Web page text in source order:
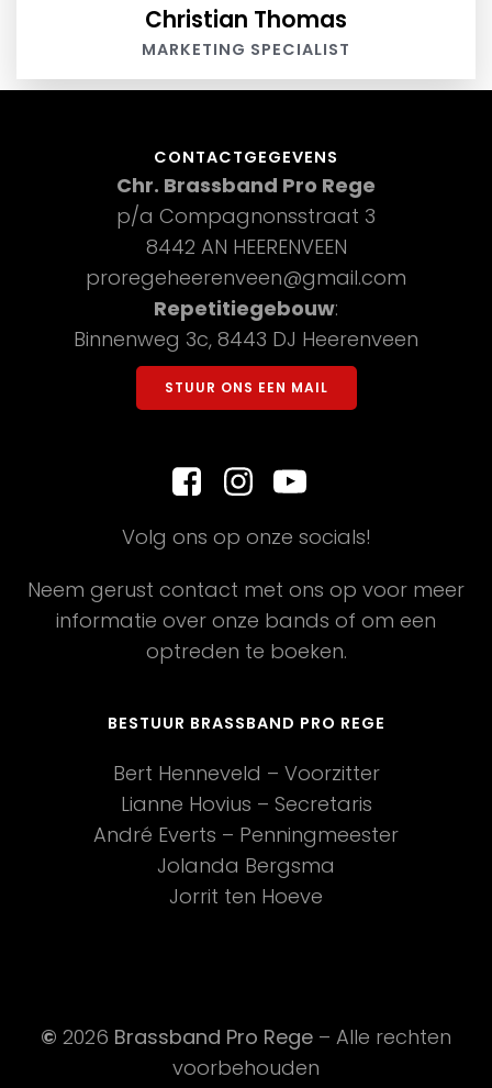
Christian Thomas
MARKETING SPECIALIST
CONTACTGEGEVENS
Chr. Brassband Pro Rege
p/a Compagnonsstraat 3
8442 AN HEERENVEEN
proregeheerenveen@gmail.com
Repetitiegebouw:
Binnenweg 3c, 8443 DJ Heerenveen
STUUR ONS EEN MAIL
Volg ons op onze socials!
Neem gerust contact met ons op voor meer
informatie over onze bands of om een
optreden te boeken.
BESTUUR BRASSBAND PRO REGE
Bert Henneveld – Voorzitter
Lianne Hovius – Secretaris
André Everts – Penningmeester
Jolanda Bergsma
Jorrit ten Hoeve
© 2026 Brassband Pro Rege – Alle rechten
voorbehouden